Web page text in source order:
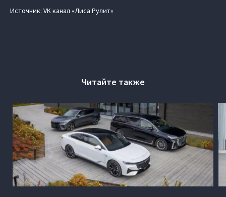
Источник: VK канал «Лиса Рулит»
Читайте также